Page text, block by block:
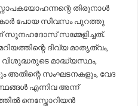
തിരുനാൾ
പോയ സിവസം പുറത്തു
സൂനഹദോസ് സമ്മേളിച്ചത്.
ദിവ്യ മാതൃത്വം,
മാദ്ധ്യസ്ഥം,
അതിന്റെ സംഘടനകളും, വേദ
എന്നിവ അന്ന്
നെസ്തോറിയൻ